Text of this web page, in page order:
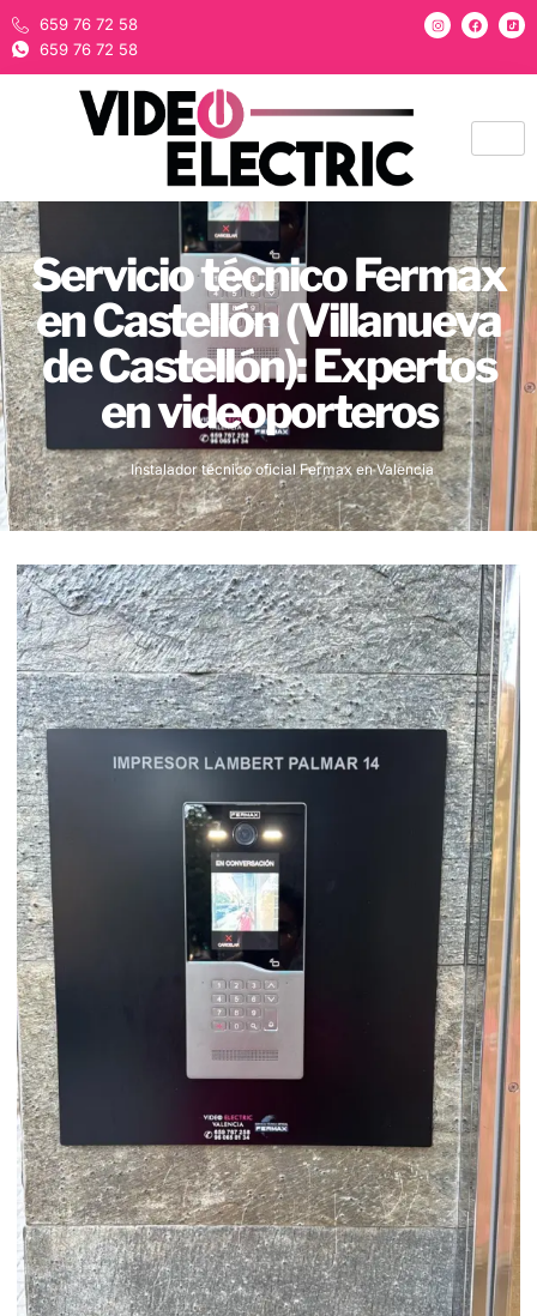
659 76 72 58
659 76 72 58
Servicio técnico Fermax
en Castellón (Villanueva
de Castellón): Expertos
en videoporteros
Instalador técnico oficial Fermax en Valencia